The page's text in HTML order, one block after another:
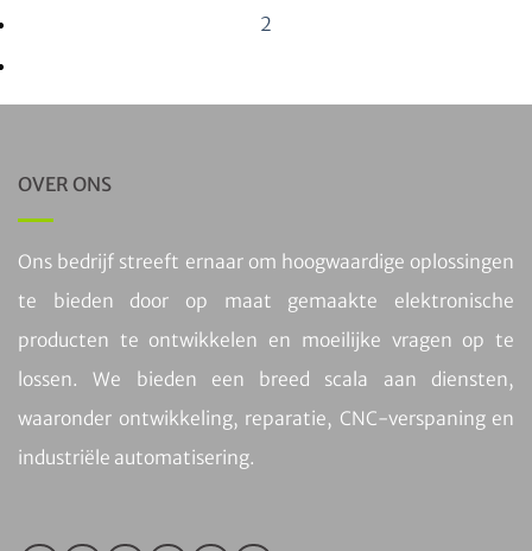
2
OVER ONS
Ons bedrijf streeft ernaar om hoogwaardige oplossingen
te bieden door op maat gemaakte elektronische
producten te ontwikkelen en moeilijke vragen op te
lossen. We bieden een breed scala aan diensten,
waaronder ontwikkeling, reparatie, CNC-verspaning en
industriële automatisering.